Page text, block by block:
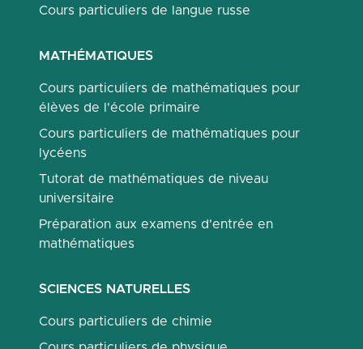
Cours particuliers de langue russe
MATHÉMATIQUES
Cours particuliers de mathématiques pour
élèves de l'école primaire
Cours particuliers de mathématiques pour
lycéens
Tutorat de mathématiques de niveau
universitaire
Préparation aux examens d'entrée en
mathématiques
SCIENCES NATURELLES
Cours particuliers de chimie